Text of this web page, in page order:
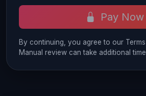
Pay Now
By continuing, you agree to our
Manual review can take additional